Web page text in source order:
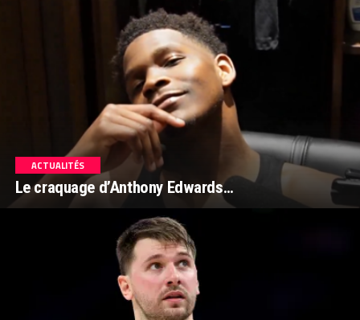
ACTUALITÉS
Le craquage d’Anthony Edwards…